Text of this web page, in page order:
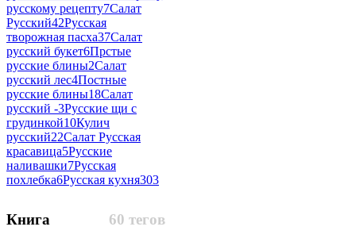
русскому рецепту7Салат
Русский42Русская
творожная пасха37Салат
русский букет6Прстые
русские блины2Салат
русский лес4Постные
русские блины18Салат
русский -3Русские щи с
грудинкой10Кулич
русский22Салат Русская
красавица5Русские
наливашки7Русская
похлебка6Русская кухня303
60 тегов
Книга